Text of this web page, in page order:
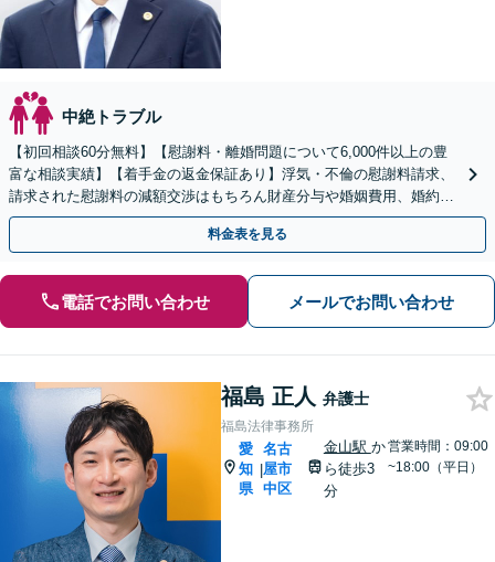
中絶トラブル
【初回相談60分無料】【慰謝料・離婚問題について6,000件以上の豊
富な相談実績】【着手金の返金保証あり】浮気・不倫の慰謝料請求、
請求された慰謝料の減額交渉はもちろん財産分与や婚姻費用、婚約破
棄など様々な離婚・男女問題の解決実績が豊富です。
料金表を見る
電話でお問い合わせ メールでお問い合わせ
福島 正人 弁護士
福島法律事務所
愛
知
県
|
名古
屋市
中区
金山駅 か
ら徒歩3
分
営業時間：09:00
~18:00（平日）